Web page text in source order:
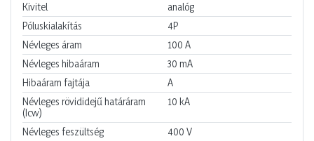
Kivitel
analóg
Póluskialakítás
4P
Névleges áram
100 A
Névleges hibaáram
30 mA
Hibaáram fajtája
A
Névleges rövididejű határáram
(Icw)
10 kA
Névleges feszültség 400 V